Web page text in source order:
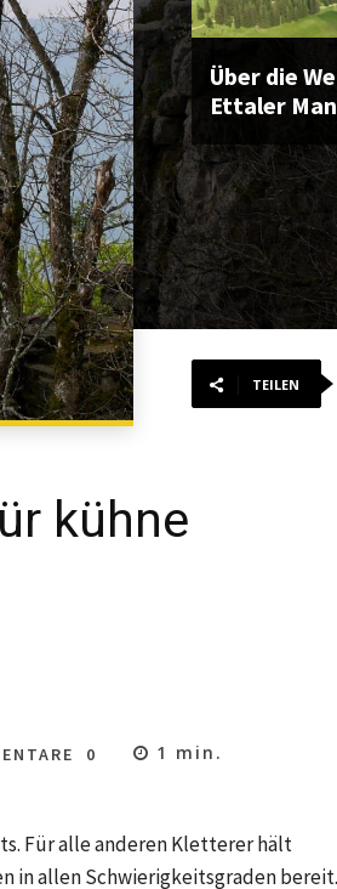
Über die
Ettaler
TEILEN
kühne
0 1 min.
Für alle anderen Kletterer hält
in allen Schwierigkeitsgraden bereit.